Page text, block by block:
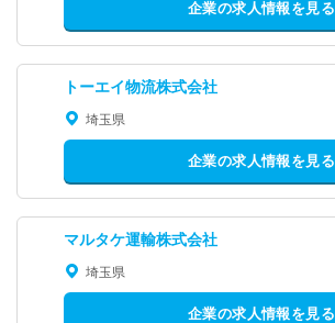
企業の求人情報を見る
トーエイ物流株式会社
埼玉県
企業の求人情報を見る
マルタケ運輸株式会社
埼玉県
企業の求人情報を見る